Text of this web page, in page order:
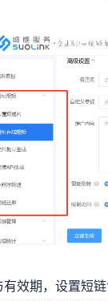
效期，设置短